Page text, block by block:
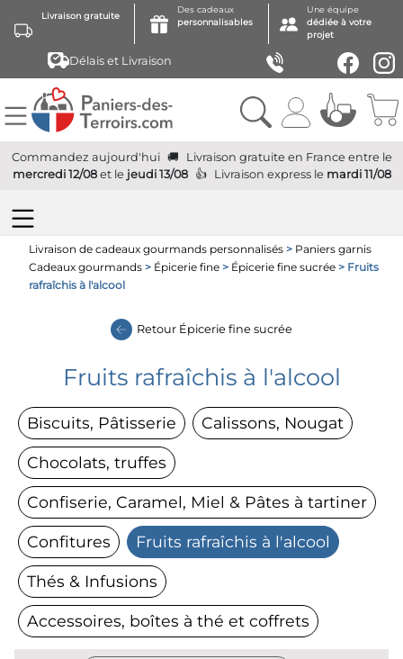
Livraison gratuite
Des cadeaux
personnalisables
Une équipe
dédiée à votre
projet
Délais et Livraison
Commandez aujourd'hui Livraison gratuite en France entre le
mercredi 12/08et le jeudi 13/08 Livraison expressle mardi 11/08
Livraison de cadeaux gourmands personnalisés > Paniers garnis
Cadeaux gourmands > Épicerie fine > Épicerie fine sucrée > Fruits
rafraîchis à l'alcool
Retour Épicerie fine sucrée
Fruits rafraîchis à l'alcool
Biscuits, Pâtisserie Calissons, Nougat
Chocolats, truffes
Confiserie, Caramel, Miel & Pâtes à tartiner
Confitures Fruits rafraîchis à l'alcool
Thés & Infusions
Accessoires, boîtes à thé et coffrets